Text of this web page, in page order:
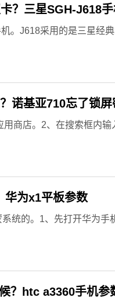
？三星SGH-J618
。J618采用的是三星经
诺基亚710忘了锁屏
商店。2、在搜索框内输
华为x1平板参数
统的。1、先打开华为手
？htc a3360手机参